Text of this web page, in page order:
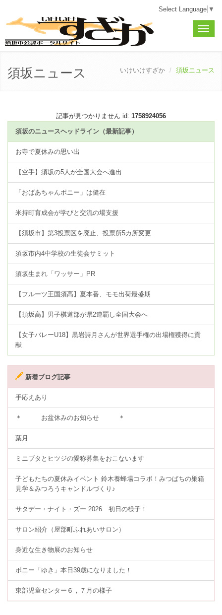
Select Language ▼
Toggle
須坂ニュース いけいけすざか 須坂ニュース
記事が見つかりません id: 1758924056
須坂のニュースヘッドライン（最新記事）
お寺で夏休みの思い出
【空手】須坂の5人が全国大会へ進出
「おばあちゃんポニー」は健在
米持町育成会が学びと交流の場支援
【須坂市】第3投票区を廃止、投票所5カ所変更
須坂市内4中学校の生徒会サミット
須坂生まれ「ワッサー」PR
【フルーツ王国須高】夏本番、モモ出荷最盛期
【須坂高】男子棋道部が県2連覇し全国大会へ
【女子バレーU18】黒岩詩月さんが世界選手権の出場権獲得に貢
献
新着ブログ記事
手応えあり
＊ お盆休みのお知らせ ＊
葉月
ミニブタとヒツジの愛称募集をおこないます
子どもたちの夏休みイベント 鈴木養蜂場コラボ！みつばちの巣箱
見学＆みつろうキャンドルづくり♪
サタデー・ナイト・ズー 2026 初日の様子！
サロン紹介（屋部町ふれあいサロン）
身近な生き物展のお知らせ
ポニー「ゆき」本日39歳になりました！
東部児童センター６，７月の様子